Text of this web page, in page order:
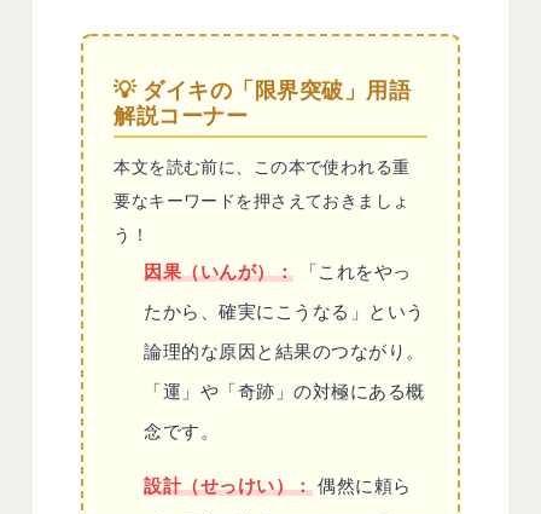
💡 ダイキの「限界突破」用語
解説コーナー
本文を読む前に、この本で使われる重
要なキーワードを押さえておきましょ
う！
因果（いんが）： 「これをやっ
たから、確実にこうなる」という
論理的な原因と結果のつながり。
「運」や「奇跡」の対極にある概
念です。
設計（せっけい）：偶然に頼ら